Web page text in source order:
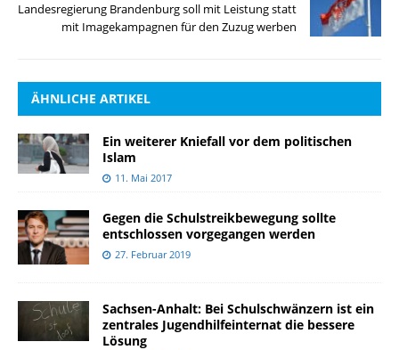
Landesregierung Brandenburg soll mit Leistung statt
mit Imagekampagnen für den Zuzug werben
ÄHNLICHE ARTIKEL
Ein weiterer Kniefall vor dem politischen
Islam
11. Mai 2017
Gegen die Schulstreikbewegung sollte
entschlossen vorgegangen werden
27. Februar 2019
Sachsen-Anhalt: Bei Schulschwänzern ist ein
zentrales Jugendhilfeinternat die bessere
Lösung